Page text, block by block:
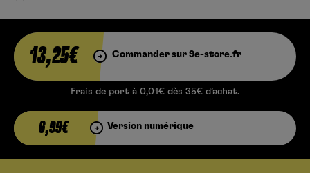
13,25€ Commander sur 9e-store.fr
Frais de port à 0,01€ dès 35€ d’achat.
6,99€ Version numérique